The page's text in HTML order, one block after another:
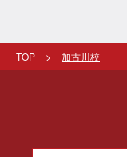
TOP 加古川校